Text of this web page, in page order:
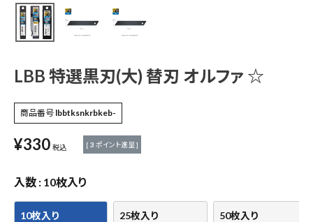
電動工具
エアー工具・機械工具
先端工具
作業工具・大工道具
測定工具・筆記具
収納・腰袋・ワーク用品
LBB 特選黒刃(大) 替刃 オルファ ☆
商品番号 lbbtksnkrbkeb-
¥330 税込 [ 3 ポイント進呈 ]
入数 10枚入り
10枚入り 25枚入り 50枚入り